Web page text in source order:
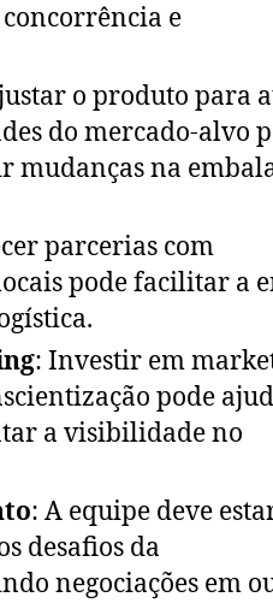
e
o produto para
do mercado-alvo
mudanças na
parcerias com
pode facilitar a
: Investir em
pode
a visibilidade no
: A equipe deve
desafios da
negociações em